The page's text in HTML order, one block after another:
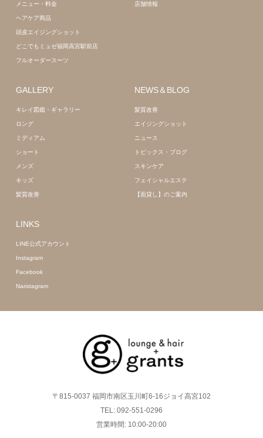
メニュー・料金
ヘアケア商品
頭皮エイジングショット
どこでもミュゼ福岡高宮駅前店
フルオーダースーツ
店舗情報
GALLERY
キレイ図鑑・ギャラリー
ロング
ミディアム
ショート
メンズ
キッズ
髪質改善
NEWS＆BLOG
髪質改善
エイジングショット
ニュース
トピックス・ブログ
スキンケア
フェイシャルエステ
【面貸し】のご案内
LINKS
LINE公式アカウント
Instagram
Facebook
Naristagram
〒815-0037 福岡市南区玉川町6-16ジョイ高宮102
TEL: 092-551-0296
営業時間: 10:00-20:00